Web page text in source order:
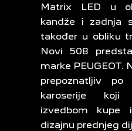
Matrix LED u
kandže i zadnja
također u obliku
Novi 508
marke PEUGEOT.
prepoznatljiv po
karoserije
izvedbom kupe
dizajnu prednjeg